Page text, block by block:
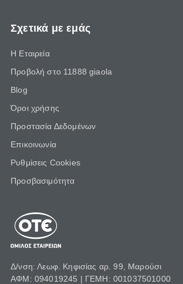
Σχετικά με εμάς
Η Εταιρεία
Προβολή στο 11888 giaola
Blog
Όροι χρήσης
Προστασία Δεδομένων
Επικοινωνία
Ρυθμίσεις Cookies
Προσβασιμότητα
Δ/νση: Λεωφ. Κηφισίας αρ. 99, Μαρούσι
ΑΦΜ: 094019245 | ΓΕΜΗ: 001037501000